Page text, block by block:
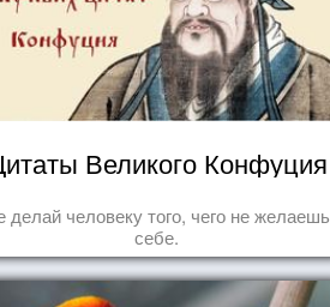
Великого Конфуция
делай человеку того, чего не желаешь
себе.